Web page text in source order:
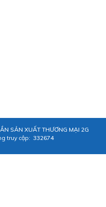
SẢN XUẤT THƯƠNG MẠI 2G
truy cập: 332674